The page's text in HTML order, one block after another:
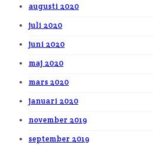
augusti 2020
juli 2020
juni 2020
maj 2020
mars 2020
januari 2020
november 2019
september 2019